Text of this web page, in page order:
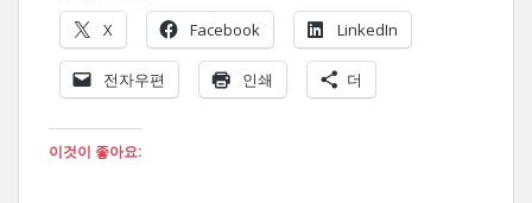
X Facebook LinkedIn
전자우편 인쇄 더
이것이 좋아요: